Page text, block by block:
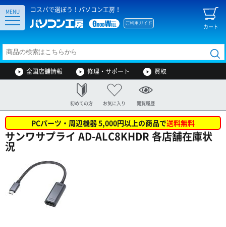
コスパで選ぼう！パソコン工房！
カート
ご利用ガイド
MENU
全国店舗情報 修理・サポート 買取
初めての方 お気に入り 閲覧履歴
PCパーツ・周辺機器 5,000円以上の商品で送料無料
サンワサプライ AD-ALC8KHDR 各店舗在庫状
況